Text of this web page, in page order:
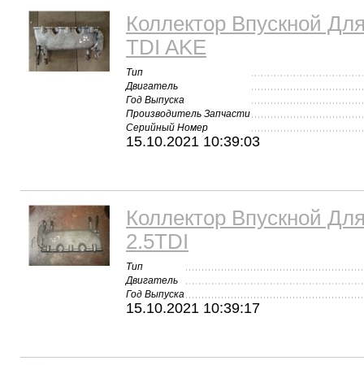
Коллектор Впускной
TDI AKE
Тип
Двигатель
Год Выпуска
Производитель Запчасти
Серийный Номер
15.10.2021 10:39:03
Коллектор Впускной
2.5TDI
Тип
Двигатель
Год Выпуска
15.10.2021 10:39:17